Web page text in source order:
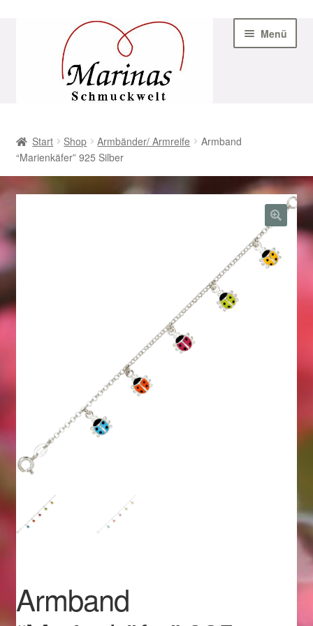
Navigation
Menü
AGB
Beispiel-Seite
Datenschutz
Geschenke zu Ostern 2023
Geschenke zu Ostern 2024
Geschenkideen für Weihnachten 2022
Geschenkideen für Weihnachten 2023
Geschenkideen für Weihnachten 2024
Geschenkideen für Weihnachten 2025
Halloween Schmuck online kaufen 2015
Halloween Schmuck online kaufen 2016
Halloween Schmuck online kaufen 2018
Start Shop Armbänder/ Armreife
Armband
“Marienkäfer” 925 Silber
Armband